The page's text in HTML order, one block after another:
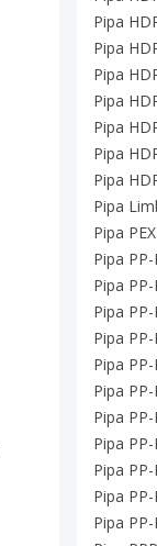
Pipa
Pipa
Pipa
Pipa
Pipa
Pipa
Pipa
Pipa
Pipa PEX
Pipa
Pipa
Pipa
Pipa
Pipa
Pipa
Pipa
Pipa
Pipa
Pipa
Pipa